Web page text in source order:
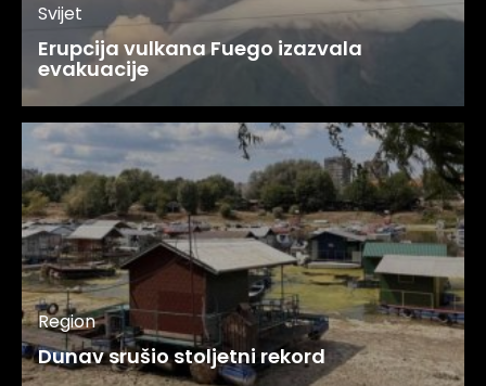
Svijet
Erupcija vulkana Fuego izazvala
evakuacije
Region
Dunav srušio stoljetni rekord